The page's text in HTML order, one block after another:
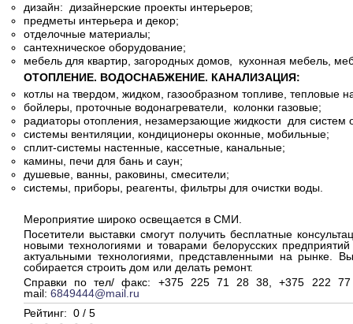
дизайн: дизайнерские проекты интерьеров;
предметы интерьера и декор;
отделочные материалы;
сантехническое оборудование;
мебель для квартир, загородных домов, кухонная мебель,
ОТОПЛЕНИЕ. ВОДОСНАБЖЕНИЕ. КАНАЛИЗАЦИЯ:
котлы на твердом, жидком, газообразном топливе, тепловые
бойлеры, проточные водонагреватели, колонки газовые;
радиаторы отопления, незамерзающие жидкости для систем
системы вентиляции, кондиционеры оконные, мобильные;
сплит-системы настенные, кассетные, канальные;
камины, печи для бань и саун;
душевые, ванны, раковины, смесители;
системы, приборы, реагенты, фильтры для очистки воды.
Мероприятие широко освещается в СМИ.
Посетители выставки смогут получить бесплатные
новыми технологиями и товарами белорусских
актуальными технологиями, представленными на рынке.
собирается строить дом или делать ремонт.
Справки по тел/ факс: +375 225 71 28 38, +375 222
mail: 6849444@mail.ru
Рейтинг: 0 / 5